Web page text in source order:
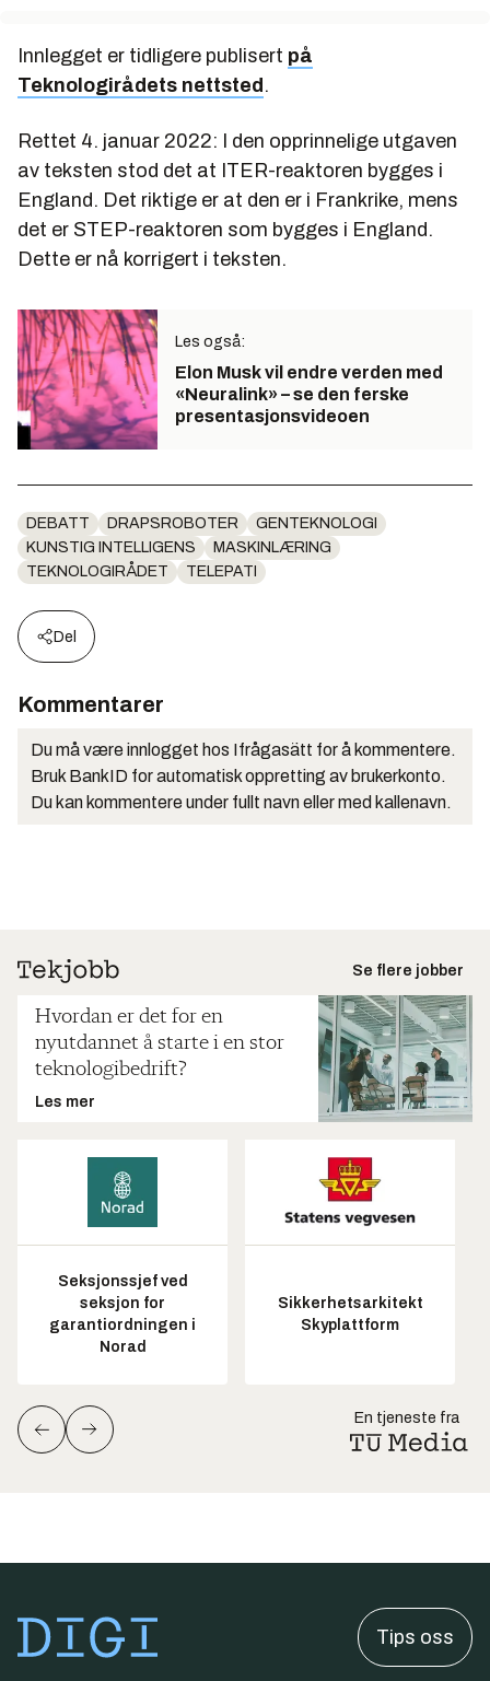
Innlegget er tidligere publisert på
Teknologirådets nettsted.
Rettet 4. januar 2022: I den opprinnelige utgaven
av teksten stod det at ITER-reaktoren bygges i
England. Det riktige er at den er i Frankrike, mens
det er STEP-reaktoren som bygges i England.
Dette er nå korrigert i teksten.
Les også:
Elon Musk vil endre verden med
«Neuralink» – se den ferske
presentasjonsvideoen
DEBATT DRAPSROBOTER
GENTEKNOLOGI
KUNSTIG INTELLIGENS
MASKINLÆRING
TEKNOLOGIRÅDET
TELEPATI
Del
Kommentarer
Du må være innlogget hos Ifrågasätt for å kommentere.
Bruk BankID for automatisk oppretting av brukerkonto.
Du kan kommentere under fullt navn eller med kallenavn.
Se flere jobber
Hvordan er det for en
nyutdannet å starte i en stor
teknologibedrift?
Les mer
Seksjonssjef ved
seksjon for
garantiordningen i
Norad
Sikkerhetsarkitekt
Skyplattform
En tjeneste fra
Tips oss